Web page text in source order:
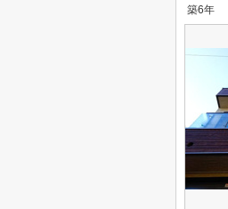
築6年